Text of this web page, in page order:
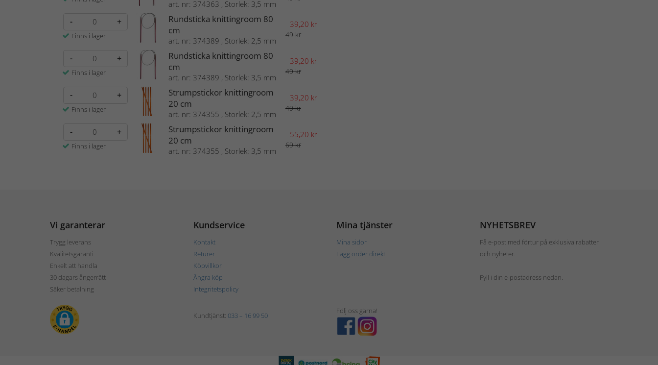
art. nr: 374363 , Storlek: 3,5 mm
- +
Finns i lager
Rundsticka knittingroom 80
cm
art. nr: 374389 , Storlek: 2,5 mm
39,20 kr
49 kr
- +
Finns i lager
Rundsticka knittingroom 80
cm
art. nr: 374389 , Storlek: 3,5 mm
39,20 kr
49 kr
- +
Finns i lager
Strumpstickor knittingroom
20 cm
art. nr: 374355 , Storlek: 2,5 mm
39,20 kr
49 kr
- +
Finns i lager
Strumpstickor knittingroom
20 cm
art. nr: 374355 , Storlek: 3,5 mm
55,20 kr
69 kr
Vi garanterar
Trygg leverans
Kvalitetsgaranti
Enkelt att handla
30 dagars ångerrätt
Säker betalning
Kundservice
Kontakt
Returer
Köpvillkor
Ångra köp
Integritetspolicy
Mina tjänster
Mina sidor
Lägg order direkt
NYHETSBREV
Få e-post med förtur på exklusiva rabatter
och nyheter.
Fyll i din e-postadress nedan.
Kundtjänst: 033 – 16 99 50
Följ oss gärna!